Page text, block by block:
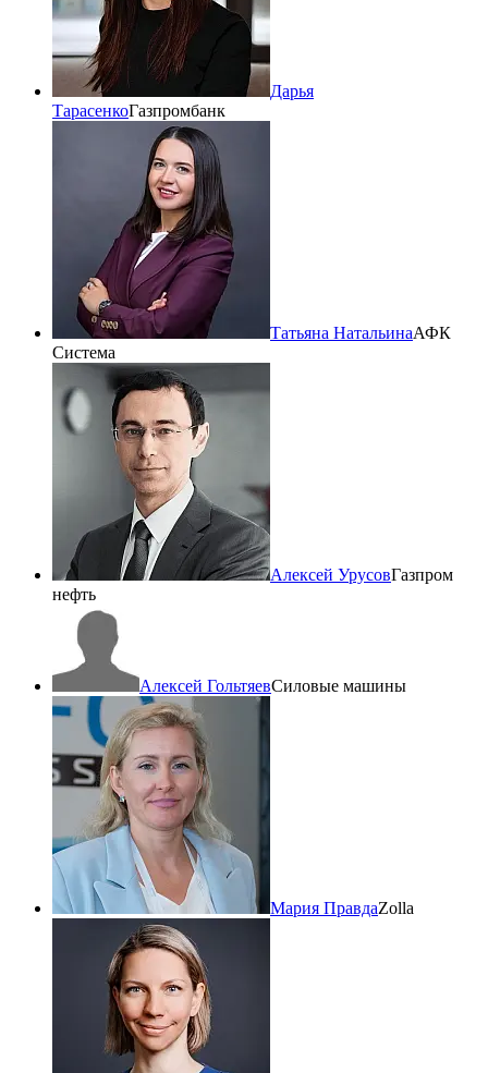
Дарья
ТарасенкоГазпромбанк
Татьяна НатальинаАФК
Система
Алексей УрусовГазпром
нефть
Алексей ГольтяевСиловые машины
Мария ПравдаZolla